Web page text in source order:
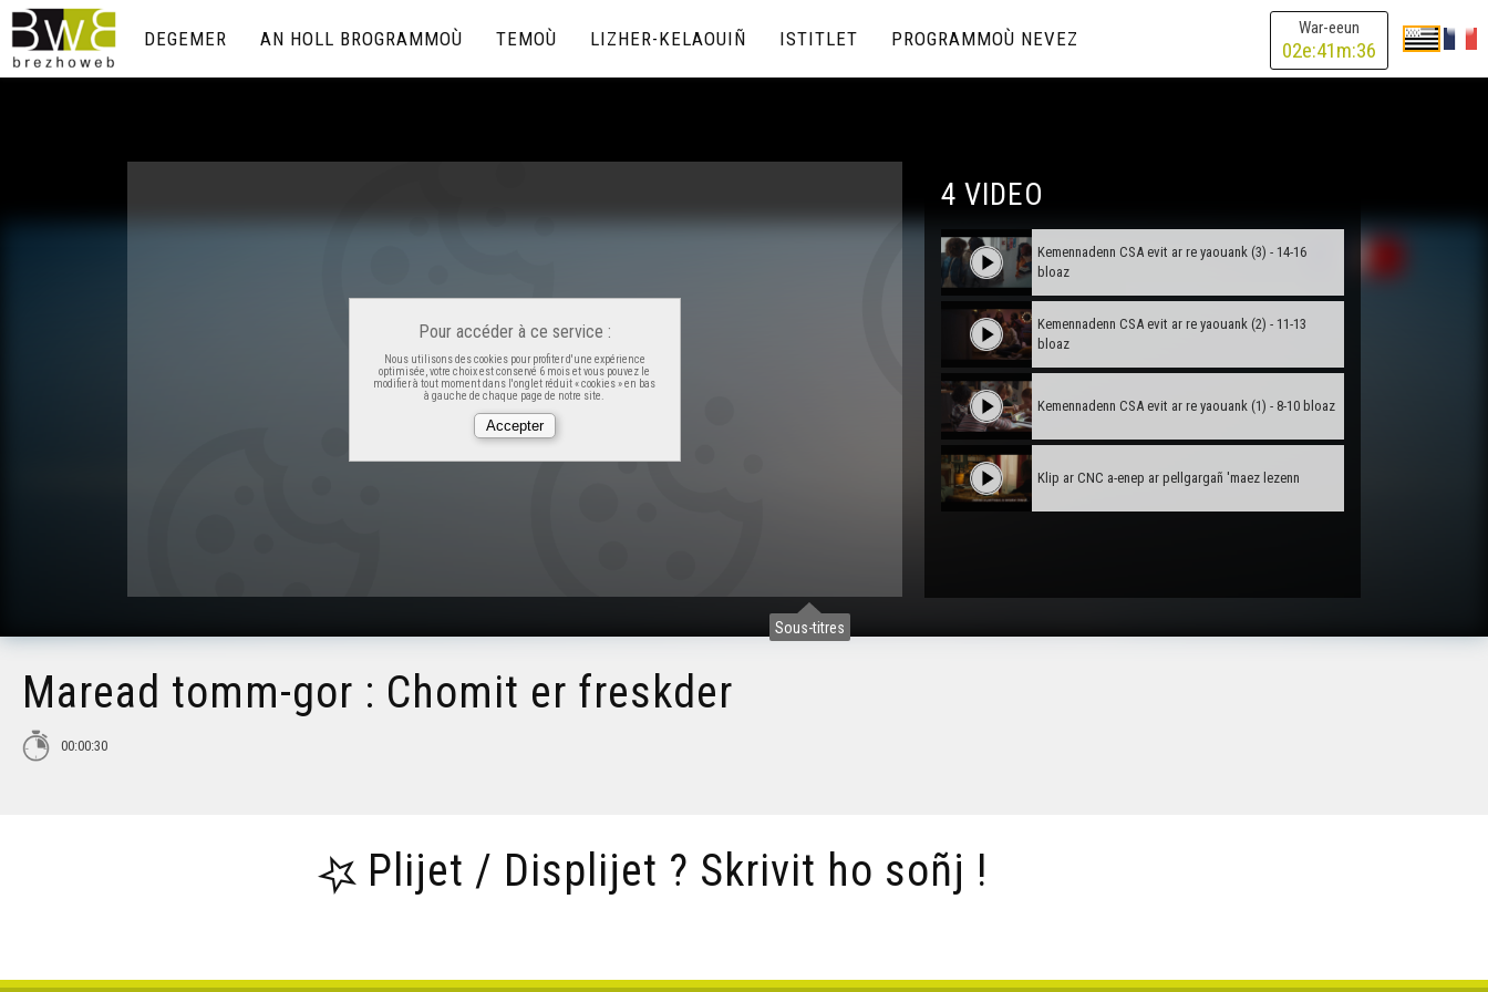
War-eeun
02e:41m:36
DEGEMER AN HOLL BROGRAMMOÙ TEMOÙ LIZHER-KELAOUIÑ ISTITLET PROGRAMMOÙ NEVEZ
Sous-titres
Pour accéder à ce service :
Nous utilisons des cookies pour profiter d'une expérience
optimisée, votre choix est conservé 6 mois et vous pouvez le
modifier à tout moment dans l'onglet réduit « cookies » en bas
à gauche de chaque page de notre site.
4 VIDEO
Kemennadenn CSA evit ar re yaouank (3) - 14-16
bloaz
Kemennadenn CSA evit ar re yaouank (2) - 11-13
bloaz
Kemennadenn CSA evit ar re yaouank (1) - 8-10 bloaz
Klip ar CNC a-enep ar pellgargañ 'maez lezenn
Maread tomm-gor : Chomit er freskder
00:00:30
Plijet / Displijet ? Skrivit ho soñj !